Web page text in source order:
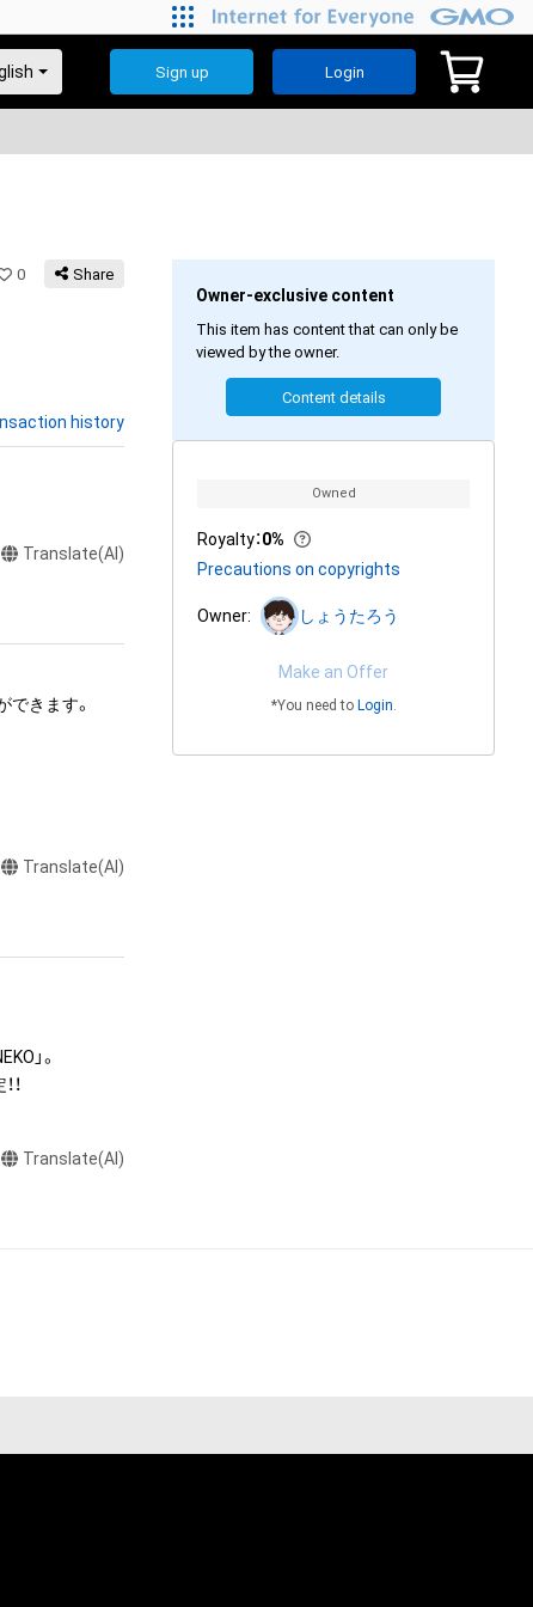
Sign up Login
0 Share
history
Translate(AI)
できます。
はロゴ等を含
味します。）
本アイテムに
ん。
ません。）を
、保有、その
Translate(AI)
」。
Translate(AI)
Owner-exclusive content
This item has content that can only be
viewed by the owner.
Content details
Owned
Royalty：0%
Precautions on copyrights
Owner: しょうたろう
Make an Offer
*You need to Login.